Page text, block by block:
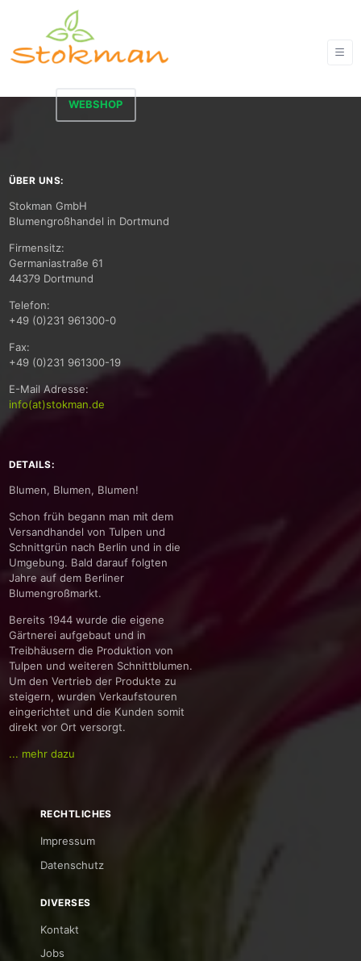
WEBSHOP
ÜBER UNS:
Stokman GmbH
Blumengroßhandel in Dortmund
Firmensitz:
Germaniastraße 61
44379 Dortmund
Telefon:
+49 (0)231 961300-0
Fax:
+49 (0)231 961300-19
E-Mail Adresse:
info(at)stokman.de
DETAILS:
Blumen, Blumen, Blumen!
Schon früh begann man mit dem
Versandhandel von Tulpen und
Schnittgrün nach Berlin und in die
Umgebung. Bald darauf folgten
Jahre auf dem Berliner
Blumengroßmarkt.
Bereits 1944 wurde die eigene
Gärtnerei aufgebaut und in
Treibhäusern die Produktion von
Tulpen und weiteren Schnittblumen.
Um den Vertrieb der Produkte zu
steigern, wurden Verkaufstouren
eingerichtet und die Kunden somit
direkt vor Ort versorgt.
... mehr dazu
RECHTLICHES
Impressum
Datenschutz
DIVERSES
Kontakt
Jobs